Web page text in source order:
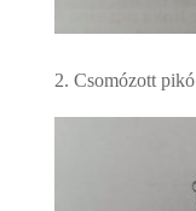
2. Csomózott pikó